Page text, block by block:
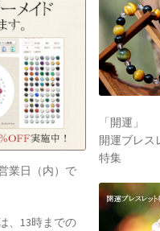
業日（内）で
、13時までの
「開運」
開運ブレス
特集